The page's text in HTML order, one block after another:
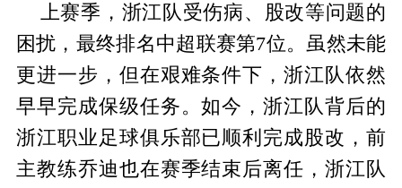
上赛季，浙江队受伤病、股改等问题的
困扰，最终排名中超联赛第7位。虽然未能
更进一步，但在艰难条件下，浙江队依然
早早完成保级任务。如今，浙江队背后的
浙江职业足球俱乐部已顺利完成股改，前
主教练乔迪也在赛季结束后离任，浙江队